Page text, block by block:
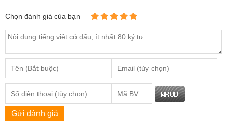
Chọn đánh giá của bạn
Gửi đánh giá